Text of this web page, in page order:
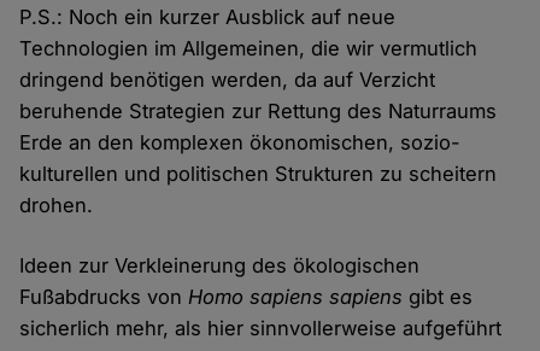
P.S.: Noch ein kurzer Ausblick auf neue
Technologien im Allgemeinen, die wir vermutlich
dringend benötigen werden, da auf Verzicht
beruhende Strategien zur Rettung des Naturraums
Erde an den komplexen ökonomischen, sozio-
kulturellen und politischen Strukturen zu scheitern
drohen.
Ideen zur Verkleinerung des ökologischen
Fußabdrucks vonHomo sapiens sapiens gibt es
sicherlich mehr, als hier sinnvollerweise aufgeführt